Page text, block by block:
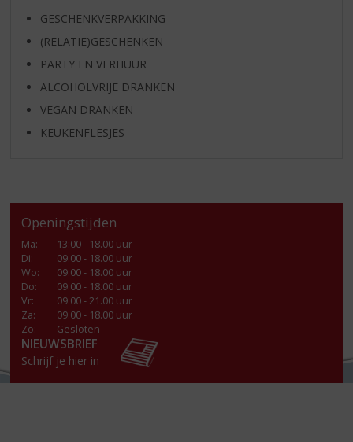
GESCHENKVERPAKKING
(RELATIE)GESCHENKEN
PARTY EN VERHUUR
ALCOHOLVRIJE DRANKEN
VEGAN DRANKEN
KEUKENFLESJES
Openingstijden
Ma:
13:00 - 18.00 uur
Di:
09.00 - 18.00 uur
Wo:
09.00 - 18.00 uur
Do:
09.00 - 18.00 uur
Vr:
09.00 - 21.00 uur
Za:
09.00 - 18.00 uur
Zo:
Gesloten
NIEUWSBRIEF
Schrijf je hier in